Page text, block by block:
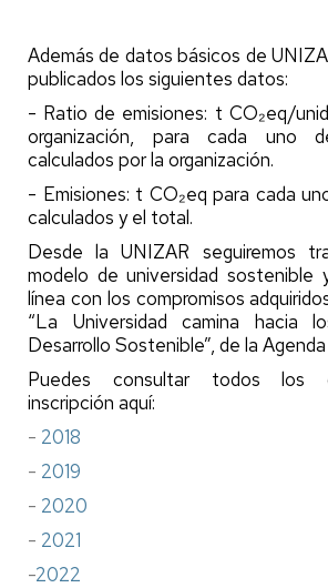
Además de datos básicos de
publicados los siguientes datos:
- Ratio de emisiones: t CO₂eq/
organización, para cada uno
calculados por la organización.
- Emisiones: t CO₂eq para cada
calculados y el total.
Desde la UNIZAR seguiremos
modelo de universidad sostenible
línea con los compromisos
“La Universidad camina hacia
Desarrollo Sostenible”, de la
Puedes consultar todos los
inscripción aquí:
- 2018
- 2019
- 2020
- 2021
-2022